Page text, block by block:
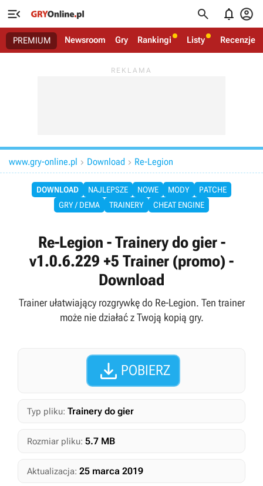
   
PREMIUM Newsroom Gry Rankingi Listy Recenzje
www.gry-online.pl  Download  Re-Legion
DOWNLOAD NAJLEPSZE NOWE MODY
PATCHE
GRY / DEMA
TRAINERY CHEAT ENGINE
Re-Legion - Trainery do gier -
v1.0.6.229 +5 Trainer (promo) -
Download
Trainer ułatwiający rozgrywkę do Re-Legion. Ten trainer
może nie działać z Twoją kopią gry.
 POBIERZ
Typ pliku: Trainery do gier
Rozmiar pliku: 5.7 MB
Aktualizacja: 25 marca 2019